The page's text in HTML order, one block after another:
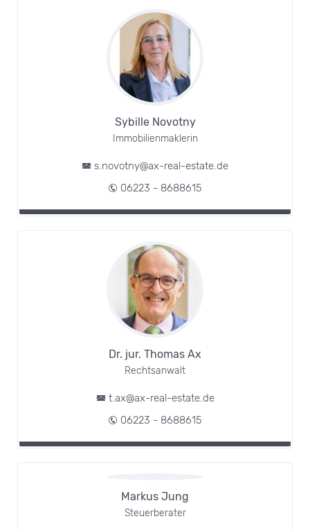
Sybille Novotny
Immobilienmaklerin
s.novotny@ax-real-estate.de
06223 - 8688615
Dr. jur. Thomas Ax
Rechtsanwalt
t.ax@ax-real-estate.de
06223 - 8688615
Markus Jung
Steuerberater